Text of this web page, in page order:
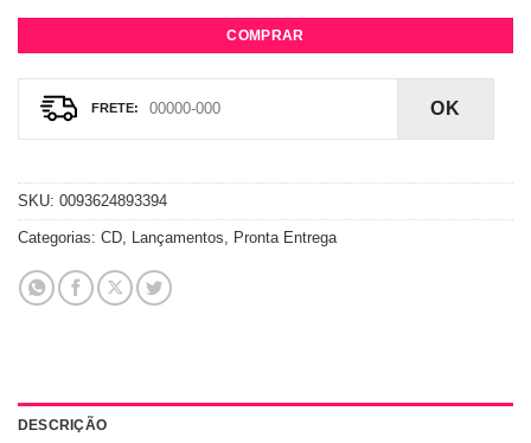
COMPRAR
OK
SKU: 0093624893394
Categorias: CD Lançamentos Pronta Entrega
DESCRIÇÃO